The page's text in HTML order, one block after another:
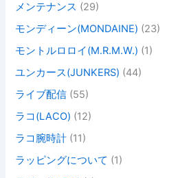
メンテナンス (29)
モンディーン(MONDAINE) (23)
モントルロロイ(M.R.M.W.) (1)
ユンカース(JUNKERS) (44)
ライブ配信 (55)
ラコ(LACO) (12)
ラコ腕時計 (11)
ラッピングについて (1)